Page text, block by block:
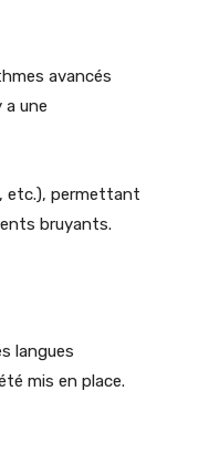
avancés
a une
etc.), permettant
bruyants.
langues
mis en place.